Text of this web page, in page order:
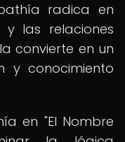
radica en
las relaciones
convierte en un
y conocimiento
en "El Nombre